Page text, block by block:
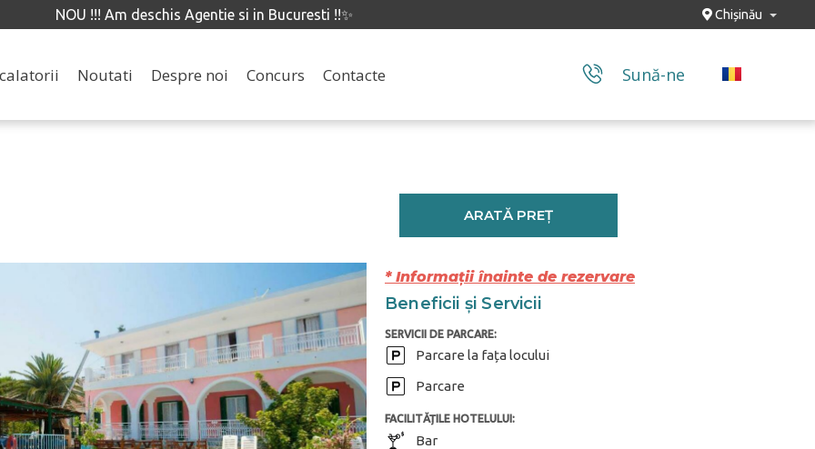
NOU !!! Am deschis Agentie si in Bucuresti !!✨ Chișinău
Noutati Despre noi Concurs Contacte Sună-ne
ARATĂ PREȚ
* Informații înainte de rezervare
Beneficii și Servicii
SERVICII DE PARCARE:
Parcare la fața locului
Parcare
FACILITĂȚILE HOTELULUI:
Bar